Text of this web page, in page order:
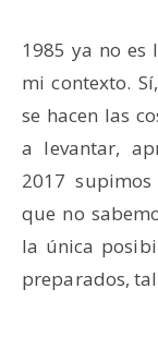
1985 ya no
mi contexto.
se hacen las
a levantar,
2017
que no
la única
preparados,